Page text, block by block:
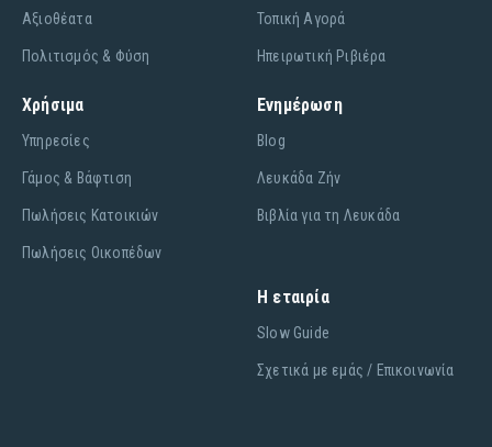
Αξιοθέατα
Πολιτισμός & Φύση
Τοπική Αγορά
Ηπειρωτική Ριβιέρα
Χρήσιμα
Υπηρεσίες
Γάμος & Βάφτιση
Πωλήσεις Κατοικιών
Πωλήσεις Οικοπέδων
Ενημέρωση
Blog
Λευκάδα Ζήν
Βιβλία για τη Λευκάδα
Η εταιρία
Slow Guide
Σχετικά με εμάς / Επικοινωνία